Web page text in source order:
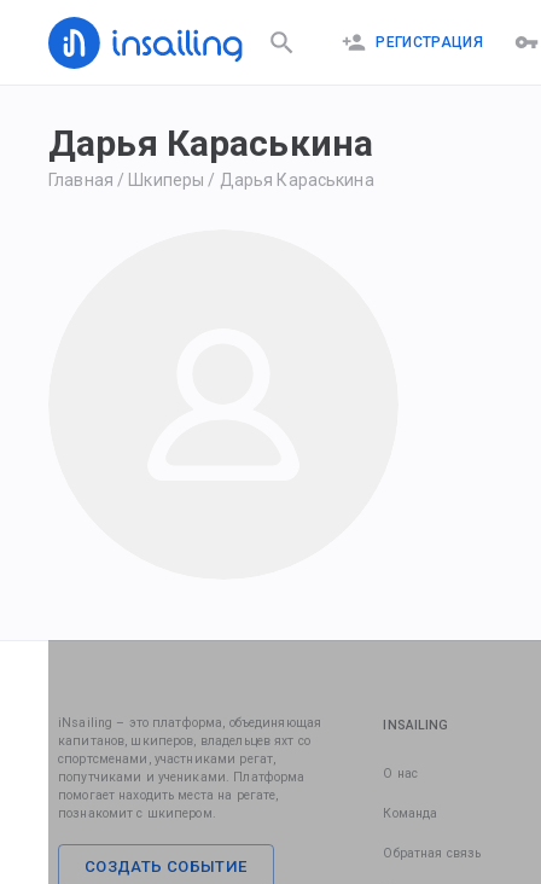
РЕГИСТРАЦИЯ
Дарья Караськина
Главная / Шкиперы / Дарья Караськина
iNsailing – это платформа, объединяющая
капитанов, шкиперов, владельцев яхт со
спортсменами, участниками регат,
попутчиками и учениками. Платформа
помогает находить места на регате,
познакомит с шкипером.
СОЗДАТЬ СОБЫТИЕ
INSAILING
О нас
Команда
Обратная связь